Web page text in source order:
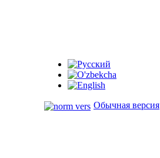
Обычная версия